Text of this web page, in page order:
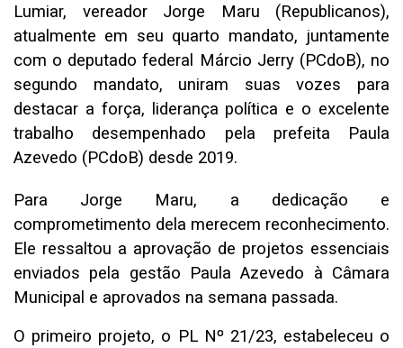
Lumiar, vereador Jorge Maru (Republicanos),
atualmente em seu quarto mandato, juntamente
com o deputado federal Márcio Jerry (PCdoB), no
segundo mandato, uniram suas vozes para
destacar a força, liderança política e o excelente
trabalho desempenhado pela prefeita Paula
Azevedo (PCdoB) desde 2019.
Para Jorge Maru, a dedicação e
comprometimento dela merecem reconhecimento.
Ele ressaltou a aprovação de projetos essenciais
enviados pela gestão Paula Azevedo à Câmara
Municipal e aprovados na semana passada.
O primeiro projeto, o PL Nº 21/23, estabeleceu o